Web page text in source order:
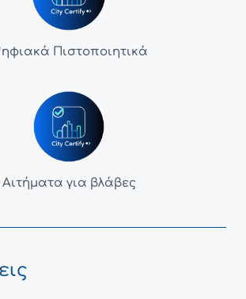
Πιστοποιητικά
Αιτήματα για βλάβες